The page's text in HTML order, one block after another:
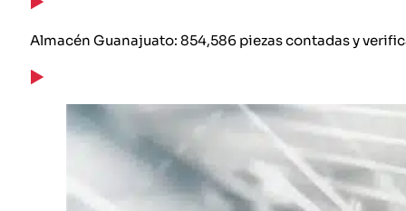
Almacén Guanajuato: 854,586 piezas contadas y